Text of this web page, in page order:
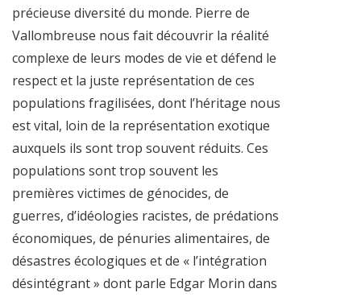
précieuse diversité du monde. Pierre de
Vallombreuse nous fait découvrir la réalité
complexe de leurs modes de vie et défend le
respect et la juste représentation de ces
populations fragilisées, dont l’héritage nous
est vital, loin de la représentation exotique
auxquels ils sont trop souvent réduits. Ces
populations sont trop souvent les
premières victimes de génocides, de
guerres, d’idéologies racistes, de prédations
économiques, de pénuries alimentaires, de
désastres écologiques et de « l’intégration
désintégrant » dont parle Edgar Morin dans